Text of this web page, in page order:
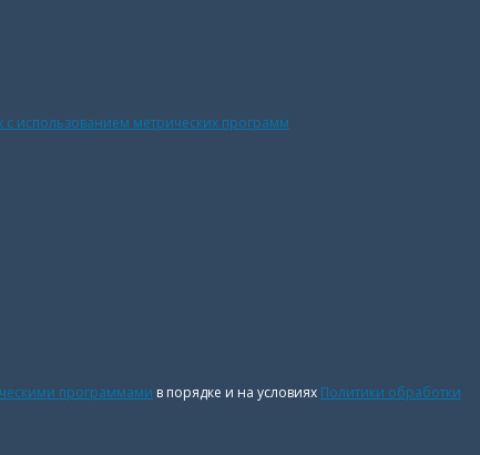
использованием метрических программ
программами в порядке и на условиях Политики обработки